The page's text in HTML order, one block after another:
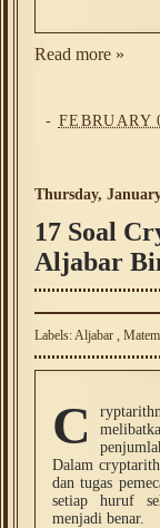
Read more »
- FEBRUARY
Thursday,
17 Soal
Aljabar
Labels:Aljabar ,
C
Dalam
dan tugas
setiap huruf
menjadi benar.